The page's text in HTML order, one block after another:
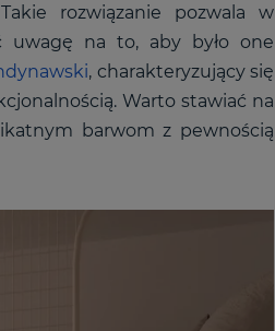
rozwiązanie pozwala w
uwagę na to, aby było one
, charakteryzujący się
Warto stawiać na
barwom z pewnością